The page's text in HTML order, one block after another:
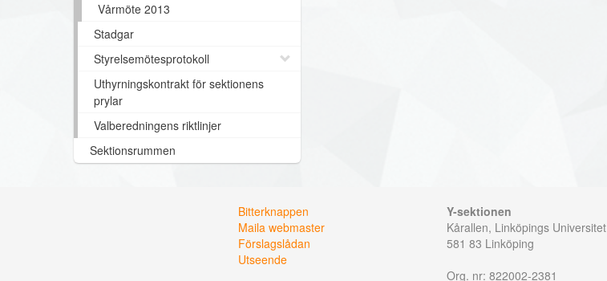
Vårmöte 2013
Stadgar
Styrelsemötesprotokoll
Uthyrningskontrakt för sektionens
prylar
Valberedningens riktlinjer
Sektionsrummen
Bitterknappen
Maila webmaster
Förslagslådan
Utseende
Y-sektionen
Kårallen, Linköpings Universitet
581 83 Linköping
Org. nr: 822002-2381